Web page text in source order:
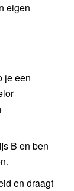
eigen
je een
B en ben
en draagt